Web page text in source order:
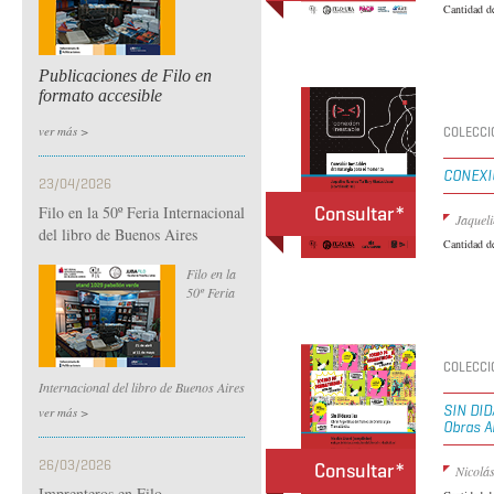
Publicaciones de Filo en
formato accesible
ver más >
23/04/2026
Filo en la 50º Feria Internacional
del libro de Buenos Aires
Filo en la
50º Feria
Internacional del libro de Buenos Aires
ver más >
26/03/2026
Cantidad
Consultar*
Cantidad
Consultar*
SIN
Obras